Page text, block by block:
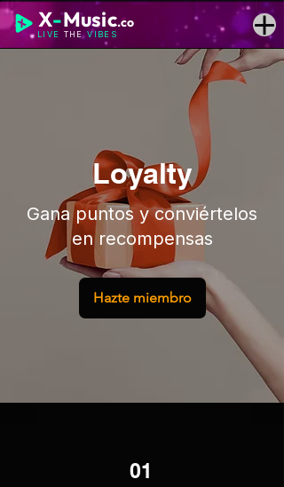
X-Music.co
LIVE THEVIBES
Loyalty
Gana puntos y conviértelos
en recompensas
Hazte miembro
01